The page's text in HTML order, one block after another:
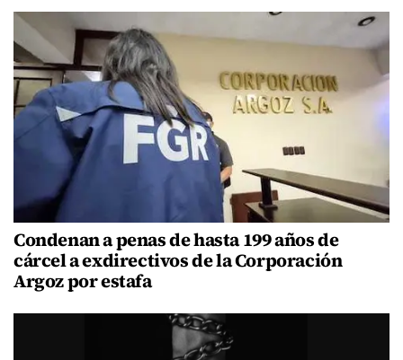
Condenan a penas de hasta 199 años de
cárcel a exdirectivos de la Corporación
Argoz por estafa